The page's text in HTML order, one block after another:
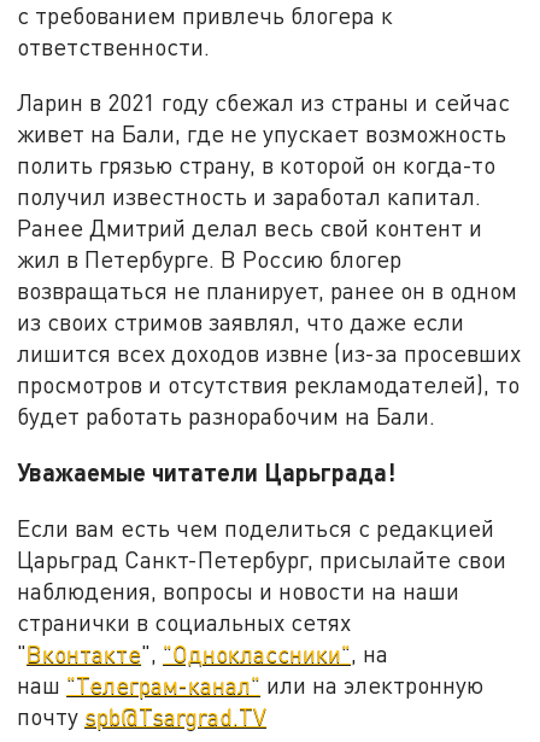
с требованием привлечь блогера к
ответственности.
Ларин в 2021 году сбежал из страны и сейчас
живет на Бали, где не упускает возможность
полить грязью страну, в которой он когда-то
получил известность и заработал капитал.
Ранее Дмитрий делал весь свой контент и
жил в Петербурге. В Россию блогер
возвращаться не планирует, ранее он в одном
из своих стримов заявлял, что даже если
лишится всех доходов извне (из-за просевших
просмотров и отсутствия рекламодателей), то
будет работать разнорабочим на Бали.
Уважаемые читатели Царьграда!
Если вам есть чем поделиться с редакцией
Царьград Санкт-Петербург, присылайте свои
наблюдения, вопросы и новости на наши
странички в социальных сетях
"Вконтакте", "Одноклассники" , на
наш "Телеграм-канал" или на электронную
почту spb@Tsargrad.TV